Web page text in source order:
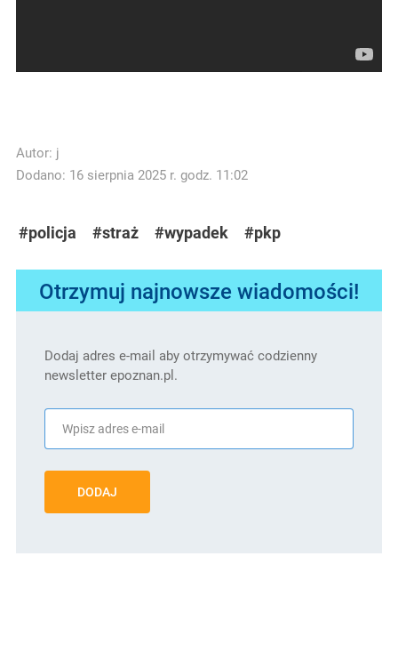
Autor: j
Dodano: 16 sierpnia 2025 r. godz. 11:02
#policja #straż #wypadek #pkp
Otrzymuj najnowsze wiadomości!
Dodaj adres e-mail aby otrzymywać codzienny
newsletter epoznan.pl.
DODAJ